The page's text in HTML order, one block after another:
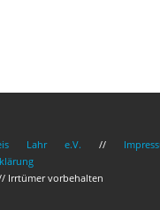
Lahr e.V. //
Irrtümer vorbehalten